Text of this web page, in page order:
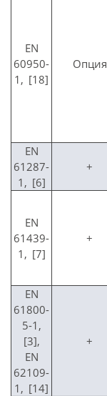
EN
60950-
1, [18]
Опция
EN
61287-
1, [6]
+
EN
61439-
1, [7]
+
EN
61800-
5-1,
[3],
EN
62109-
1, [14]
+